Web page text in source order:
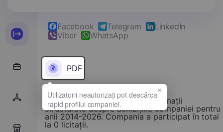
0
Facebook Telegram
LinkedIn
Viber
WhatsApp
PDF
Acest compartiment oferă informații
structurate despre achizițiile companiei pentru
anii 2014-2026. Compania a participat în total
la 0 licitații.
×